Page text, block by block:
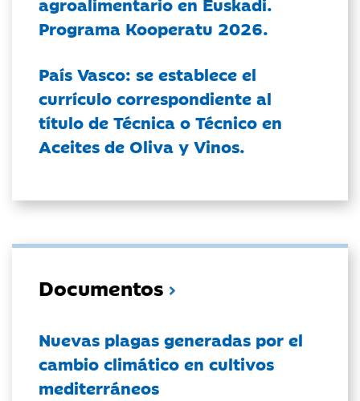
Programa Kooperatu 2026.
País Vasco: se establece el
currículo correspondiente al
título de Técnica o Técnico en
Aceites de Oliva y Vinos.
Documentos
Nuevas plagas generadas por el
cambio climático en cultivos
mediterráneos